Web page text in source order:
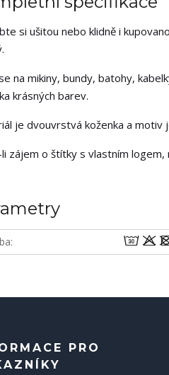
si ušitou nebo klidně i
na mikiny, bundy, batohy,
krásných barev.
je dvouvrstvá koženka a
zájem o štítky s vlastním
PRO